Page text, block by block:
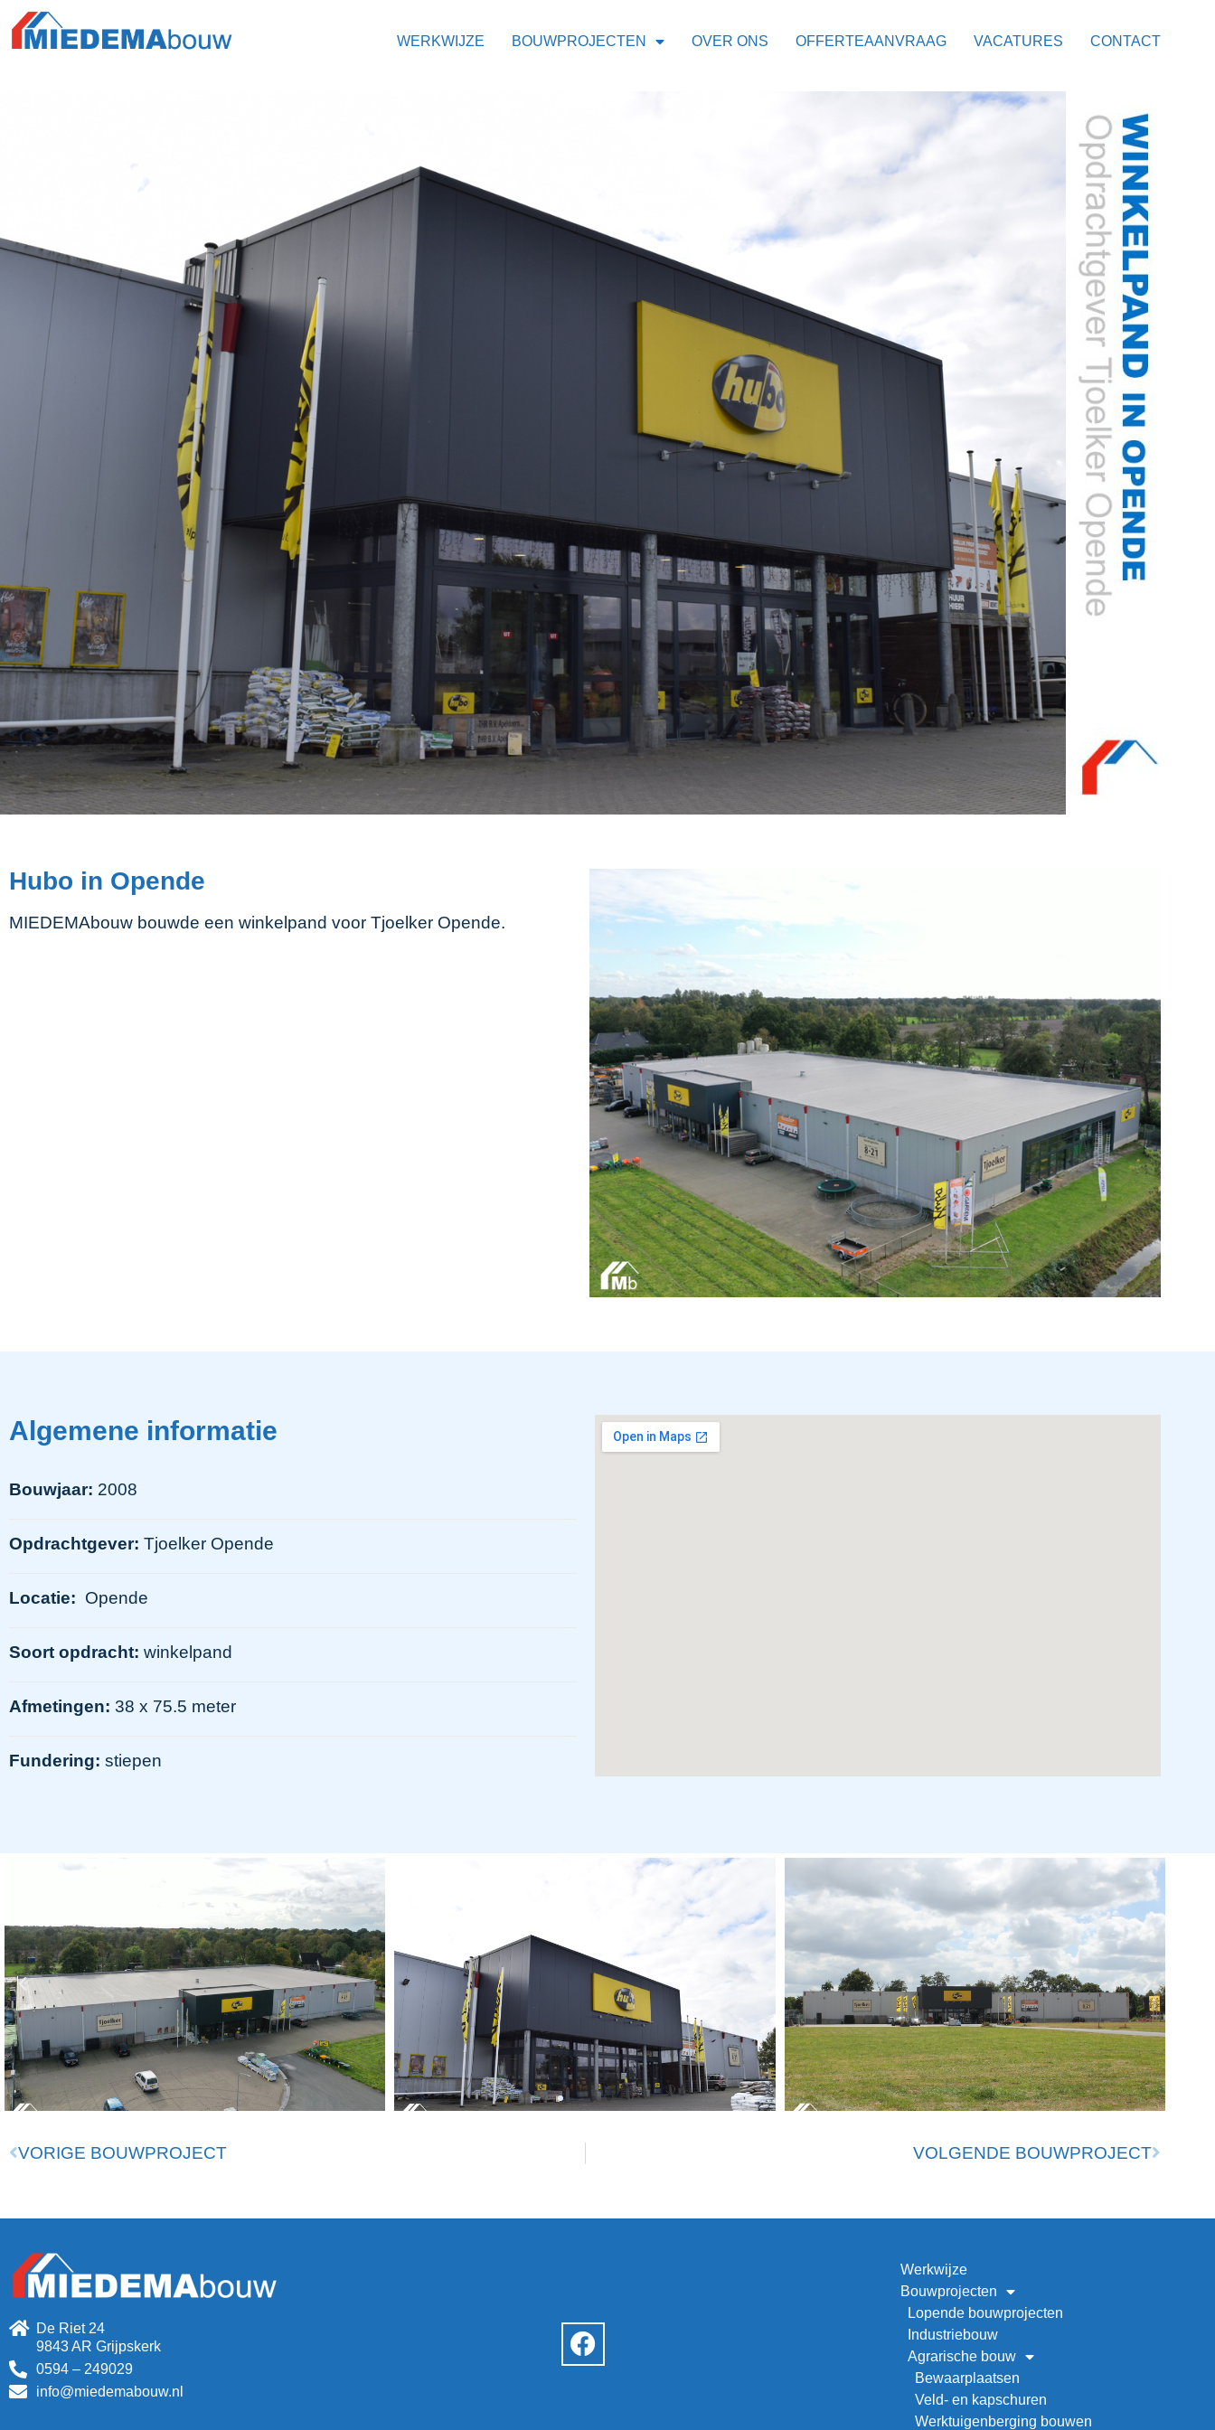
WERKWIJZE BOUWPROJECTEN OVER ONS OFFERTEAANVRAAG VACATURES CONTACT
Hubo in Opende
MIEDEMAbouw bouwde een winkelpand voor Tjoelker Opende.
Algemene informatie
Bouwjaar: 2008
Opdrachtgever: Tjoelker Opende
Locatie: Opende
Soort opdracht: winkelpand
Afmetingen: 38 x 75.5 meter
Fundering: stiepen
VORIGE BOUWPROJECT VOLGENDE BOUWPROJECT
De Riet 24
9843 AR Grijpskerk
0594 – 249029
info@miedemabouw.nl
Werkwijze
Bouwprojecten
Lopende bouwprojecten
Industriebouw
Agrarische bouw
Bewaarplaatsen
Veld- en kapschuren
Werktuigenberging bouwen